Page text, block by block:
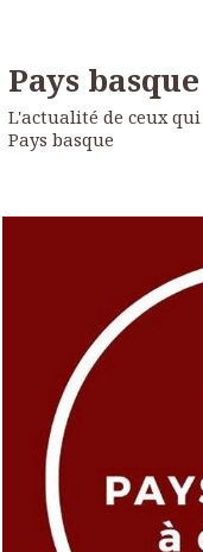
Pays
L'actualité de ceux
Pays basque